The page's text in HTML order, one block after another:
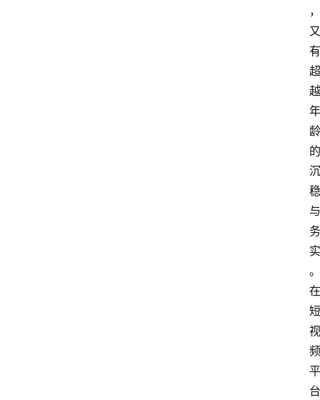
，
又
有
超
越
年
龄
的
沉
稳
与
务
实
。
在
短
视
频
平
台